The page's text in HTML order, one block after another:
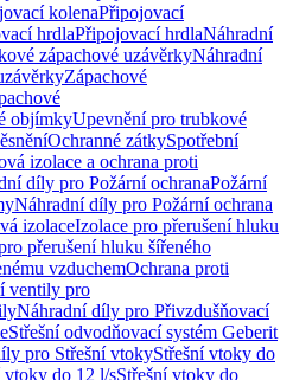
kolenaPřipojovací
hrdlaPřipojovací hrdlaNáhradní
zápachové uzávěrkyNáhradní
Zápachové
objímkyUpevnění pro trubkové
Ochranné zátkySpotřební
izolace a ochrana proti
díly pro Požární ochranaPožární
Náhradní díly pro Požární ochrana
izolaceIzolace pro přerušení hluku
přerušení hluku šířeného
vzduchemOchrana proti
ventily pro
Náhradní díly pro Přivzdušňovací
Střešní odvodňovací systém Geberit
pro Střešní vtokyStřešní vtoky do
vtoky do 12 l/sStřešní vtoky do